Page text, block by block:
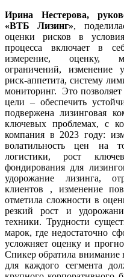
Ирина Нестерова,
«ВТБ Лизинг»,
оценки рисков в
процесса включает в
измерение, оценку,
ограничений, изменение
риск-аппетита, систему
мониторинг. Это позволяет
цели – обеспечить
подвержена лизинговая
ключевых проблемах, с
компания в 2023 году:
волатильность цен на
логистики, рост
фондирования для
удорожание лизинга,
клиентов , изменение
отметила сложности в
резкий рост и
техники. Трудности
марок, где недостаточно
усложняет оценку и
Спикер обратила внимание
для каждого сегмента